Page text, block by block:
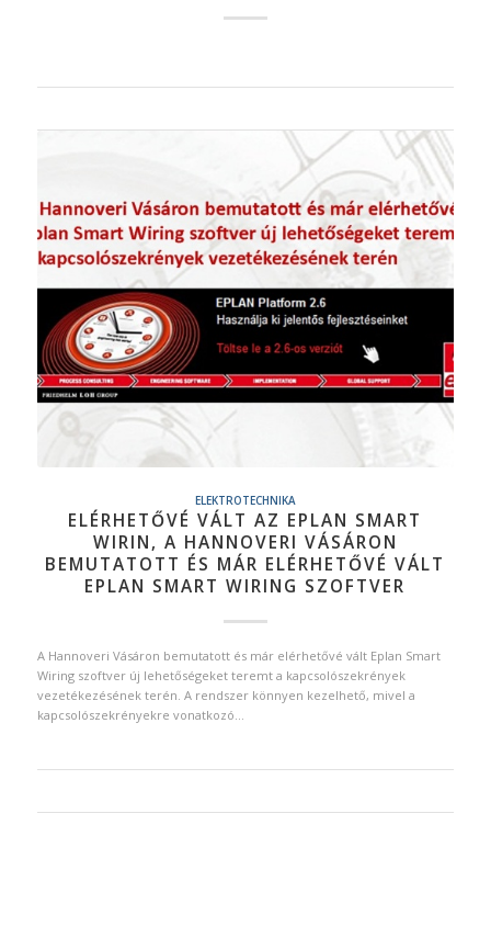
ELEKTROTECHNIKA
ELÉRHETŐVÉ VÁLT AZ EPLAN SMART
WIRIN, A HANNOVERI VÁSÁRON
BEMUTATOTT ÉS MÁR ELÉRHETŐVÉ VÁLT
EPLAN SMART WIRING SZOFTVER
A Hannoveri Vásáron bemutatott és már elérhetővé vált Eplan Smart
Wiring szoftver új lehetőségeket teremt a kapcsolószekrények
vezetékezésének terén. A rendszer könnyen kezelhető, mivel a
kapcsolószekrényekre vonatkozó…